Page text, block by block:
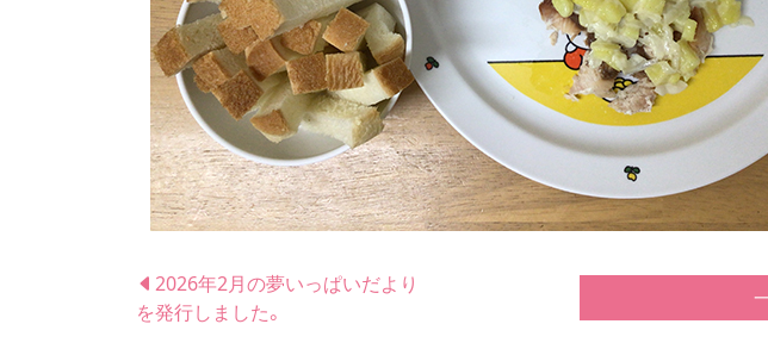
2026年2月の夢いっぱいだより
を発行しました。